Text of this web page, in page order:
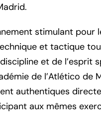
stimulant pour
et tactique
et de l’esprit
de l’Atlético de
authentiques
aux mêmes